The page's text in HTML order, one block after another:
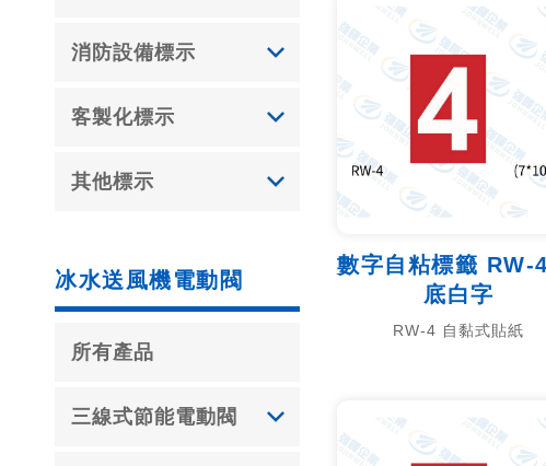
消防設備標示
客製化標示
其他標示
冰水送風機電動閥
所有產品
三線式節能電動閥
數字自粘標籤 RW-
底白字
RW-4 自黏式貼紙